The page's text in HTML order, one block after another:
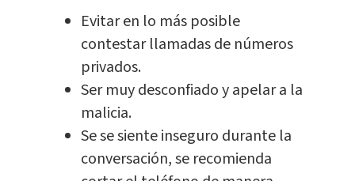
Evitar en lo más posible
contestar llamadas de números
privados.
Ser muy desconfiado y apelar a la
malicia.
Se se siente inseguro durante la
conversación, se recomienda